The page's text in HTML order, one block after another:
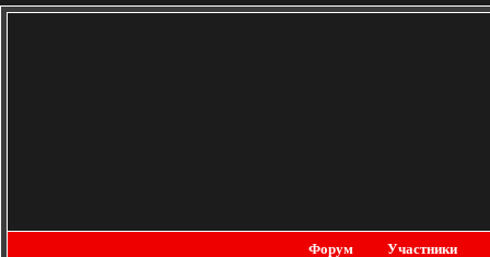
Форум Участники